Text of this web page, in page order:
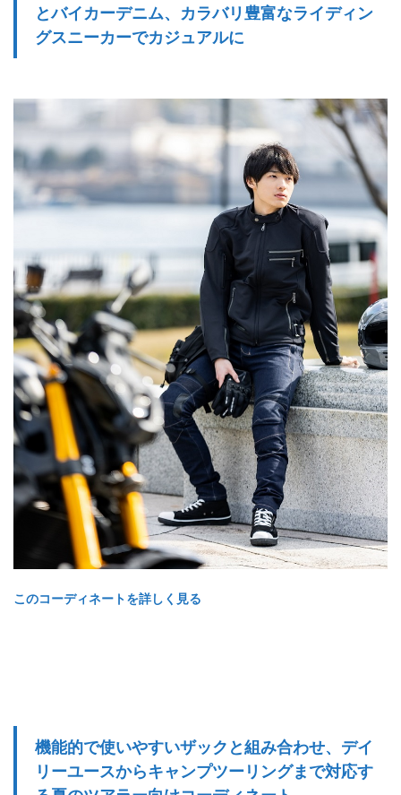
とバイカーデニム、カラバリ豊富なライディン
グスニーカーでカジュアルに
このコーディネートを詳しく見る
機能的で使いやすいザックと組み合わせ、デイ
リーユースからキャンプツーリングまで対応す